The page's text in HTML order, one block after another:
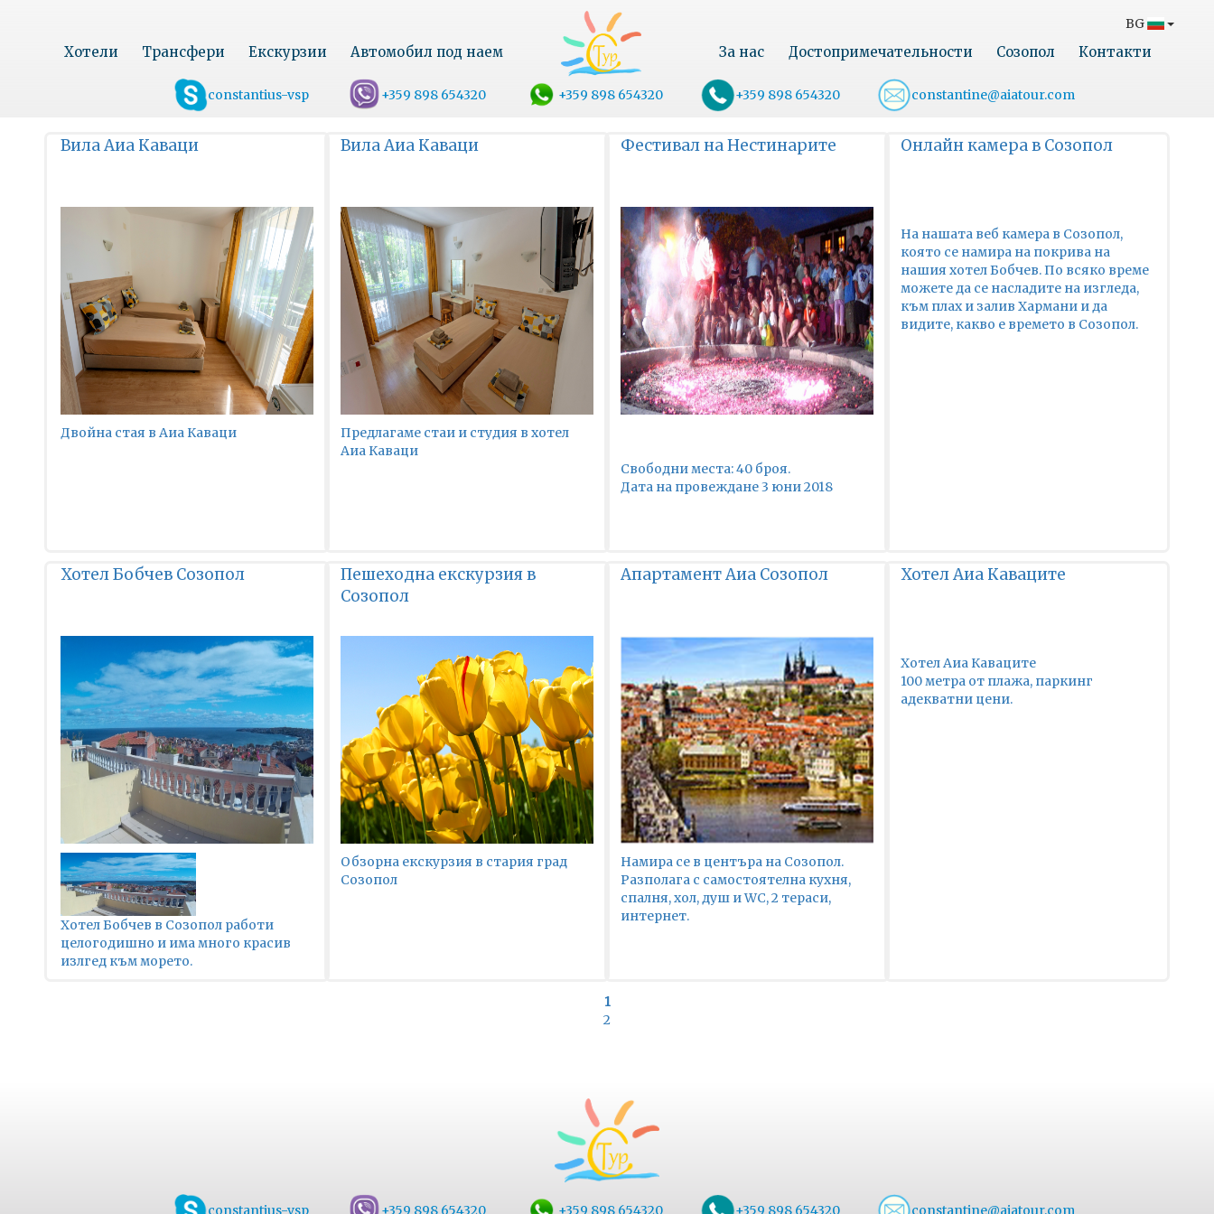
Хотели Трансфери Екскурзии Автомобил под наем За нас Достопримечательности Созопол Контакти
BG
constantius-vsp +359 898 654320 +359 898 654320 +359 898 654320 constantine@aiatour.com
Вила Аиа Каваци
Двойна стая в Аиа Каваци
Вила Аиа Каваци
Предлагаме стаи и студия в хотел
Аиа Каваци
Фестивал на Нестинарите
Свободни места: 40 броя.
Дата на провеждане 3 юни 2018
Онлайн камера в Созопол
На нашата веб камера в Созопол,
която се намира на покрива на
нашия хотел Бобчев. По всяко време
можете да се насладите на изгледа,
към плах и залив Хармани и да
видите, какво е времето в Созопол.
Хотел Бобчев Созопол
Хотел Бобчев в Созопол работи
целогодишно и има много красив
излгед към морето.
Пешеходна екскурзия в
Созопол
Обзорна екскурзия в стария град
Созопол
Апартамент Аиа Созопол
Намира се в центъра на Созопол.
Разполага с самостоятелна кухня,
спалня, хол, душ и WC, 2 тераси,
интернет.
Хотел Аиа Каваците
Хотел Аиа Каваците
100 метра от плажа, паркинг
адекватни цени.
1
2
constantius-vsp +359 898 654320 +359 898 654320 +359 898 654320 constantine@aiatour.com